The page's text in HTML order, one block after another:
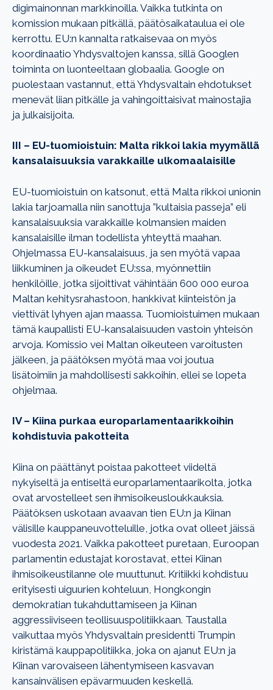
digimainonnan markkinoilla. Vaikka tutkinta on
komission mukaan pitkällä, päätösaikataulua ei ole
kerrottu. EU:n kannalta ratkaisevaa on myös
koordinaatio Yhdysvaltojen kanssa, sillä Googlen
toiminta on luonteeltaan globaalia. Google on
puolestaan vastannut, että Yhdysvaltain ehdotukset
menevät liian pitkälle ja vahingoittaisivat mainostajia
ja julkaisijoita.
III – EU-tuomioistuin: Malta rikkoi lakia myymällä
kansalaisuuksia varakkaille ulkomaalaisille
EU-tuomioistuin on katsonut, että Malta rikkoi unionin
lakia tarjoamalla niin sanottuja ”kultaisia passeja” eli
kansalaisuuksia varakkaille kolmansien maiden
kansalaisille ilman todellista yhteyttä maahan.
Ohjelmassa EU-kansalaisuus, ja sen myötä vapaa
liikkuminen ja oikeudet EU:ssa, myönnettiin
henkilöille, jotka sijoittivat vähintään 600 000 euroa
Maltan kehitysrahastoon, hankkivat kiinteistön ja
viettivät lyhyen ajan maassa. Tuomioistuimen mukaan
tämä kaupallisti EU-kansalaisuuden vastoin yhteisön
arvoja. Komissio vei Maltan oikeuteen varoitusten
jälkeen, ja päätöksen myötä maa voi joutua
lisätoimiin ja mahdollisesti sakkoihin, ellei se lopeta
ohjelmaa.
IV – Kiina purkaa europarlamentaarikkoihin
kohdistuvia pakotteita
Kiina on päättänyt poistaa pakotteet viideltä
nykyiseltä ja entiseltä europarlamentaarikolta, jotka
ovat arvostelleet sen ihmisoikeusloukkauksia.
Päätöksen uskotaan avaavan tien EU:n ja Kiinan
välisille kauppaneuvotteluille, jotka ovat olleet jäissä
vuodesta 2021. Vaikka pakotteet puretaan, Euroopan
parlamentin edustajat korostavat, ettei Kiinan
ihmisoikeustilanne ole muuttunut. Kritiikki kohdistuu
erityisesti uiguurien kohteluun, Hongkongin
demokratian tukahduttamiseen ja Kiinan
aggressiiviseen teollisuuspolitiikkaan. Taustalla
vaikuttaa myös Yhdysvaltain presidentti Trumpin
kiristämä kauppapolitiikka, joka on ajanut EU:n ja
Kiinan varovaiseen lähentymiseen kasvavan
kansainvälisen epävarmuuden keskellä.